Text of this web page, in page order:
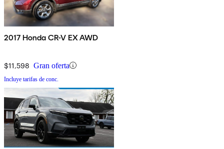
2017 Honda CR-V EX AWD
$11,598 Gran oferta
Incluye tarifas de conc.